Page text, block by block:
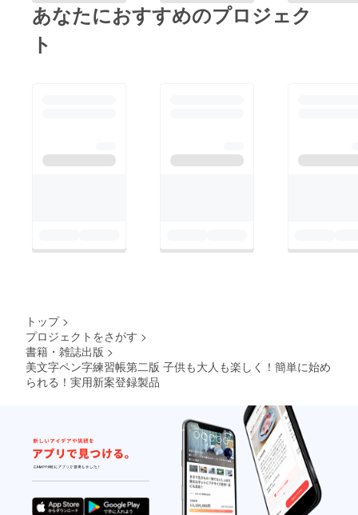
あなたにおすすめのプロジェク
ト
トップ >
プロジェクトをさがす >
書籍・雑誌出版 >
美文字ペン字練習帳第二版 子供も大人も楽しく！簡単に始め
られる！実用新案登録製品